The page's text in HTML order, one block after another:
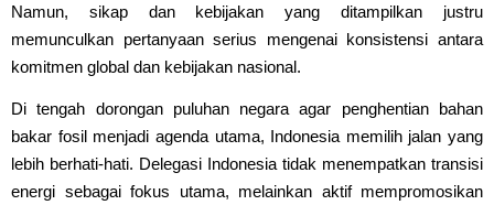
Namun, sikap dan kebijakan yang ditampilkan justru
memunculkan pertanyaan serius mengenai konsistensi antara
komitmen global dan kebijakan nasional.
Di tengah dorongan puluhan negara agar penghentian bahan
bakar fosil menjadi agenda utama, Indonesia memilih jalan yang
lebih berhati-hati. Delegasi Indonesia tidak menempatkan transisi
energi sebagai fokus utama, melainkan aktif mempromosikan